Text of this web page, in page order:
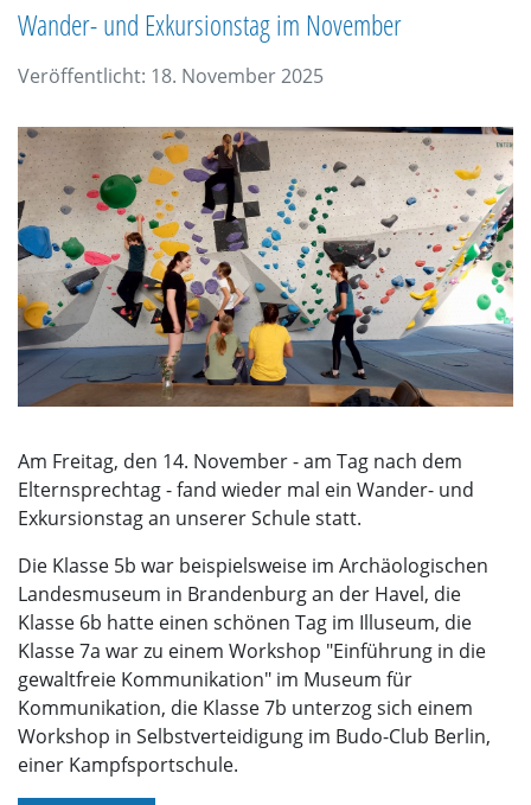
Wander- und Exkursionstag im November
Veröffentlicht: 18. November 2025
Am Freitag, den 14. November - am Tag nach dem
Elternsprechtag - fand wieder mal ein Wander- und
Exkursionstag an unserer Schule statt.
Die Klasse 5b war beispielsweise im Archäologischen
Landesmuseum in Brandenburg an der Havel, die
Klasse 6b hatte einen schönen Tag im Illuseum, die
Klasse 7a war zu einem Workshop "Einführung in die
gewaltfreie Kommunikation" im Museum für
Kommunikation, die Klasse 7b unterzog sich einem
Workshop in Selbstverteidigung im Budo-Club Berlin,
einer Kampfsportschule.